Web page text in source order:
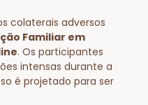
colaterais adversos
Familiar em
. Os participantes
intensas durante a
é projetado para ser